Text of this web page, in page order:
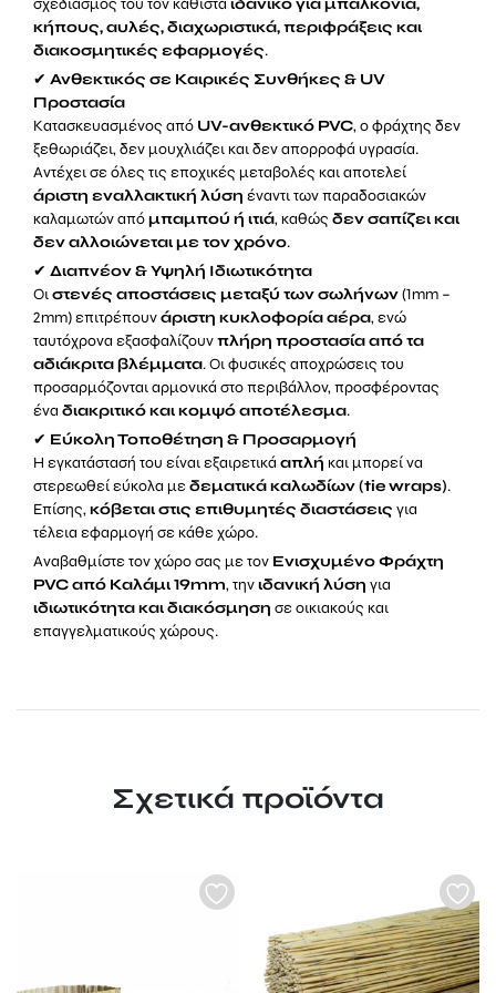
σχεδιασμός του τον καθιστά ιδανικό για μπαλκόνια,
κήπους, αυλές, διαχωριστικά, περιφράξεις και
διακοσμητικές εφαρμογές.
✔ Ανθεκτικός σε Καιρικές Συνθήκες & UV
Προστασία
Κατασκευασμένος από UV-ανθεκτικό PVC, ο φράχτης δεν
ξεθωριάζει, δεν μουχλιάζει και δεν απορροφά υγρασία.
Αντέχει σε όλες τις εποχικές μεταβολές και αποτελεί
άριστη εναλλακτική λύση έναντι των παραδοσιακών
καλαμωτών απόμπαμπού ή ιτιά, καθώς δεν σαπίζει και
δεν αλλοιώνεται με τον χρόνο.
✔ Διαπνέον & Υψηλή Ιδιωτικότητα
Οιστενές αποστάσεις μεταξύ των σωλήνων(1mm –
2mm) επιτρέπουνάριστη κυκλοφορία αέρα, ενώ
ταυτόχρονα εξασφαλίζουνπλήρη προστασία από τα
αδιάκριτα βλέμματα. Οι φυσικές αποχρώσεις του
προσαρμόζονται αρμονικά στο περιβάλλον, προσφέροντας
ένα διακριτικό και κομψό αποτέλεσμα.
✔ Εύκολη Τοποθέτηση & Προσαρμογή
Η εγκατάστασή του είναι εξαιρετικά απλή και μπορεί να
στερεωθεί εύκολα μεδεματικά καλωδίων (tie wraps).
Επίσης,κόβεται στις επιθυμητές διαστάσεις για
τέλεια εφαρμογή σε κάθε χώρο.
Αναβαθμίστε τον χώρο σας με τον Ενισχυμένο Φράχτη
PVC από Καλάμι 19mm, τηνιδανική λύση για
ιδιωτικότητα και διακόσμηση σε οικιακούς και
επαγγελματικούς χώρους.
Σχετικά προϊόντα